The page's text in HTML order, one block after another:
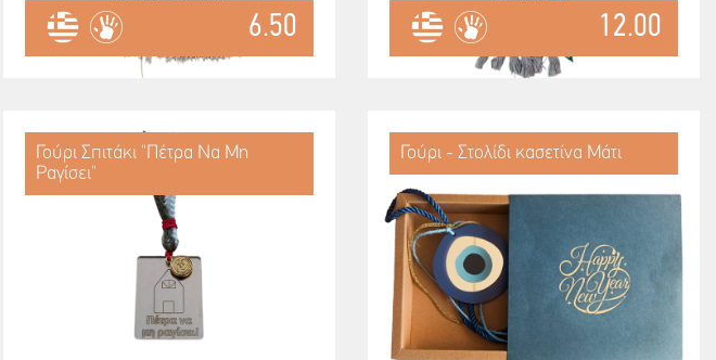
6.50 12.00
Γούρι Σπιτάκι "Πέτρα Να Μη
Ραγίσει"
Γούρι - Στολίδι κασετίνα Μάτι